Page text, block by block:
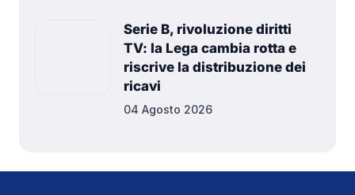
Serie B, rivoluzione diritti
TV: la Lega cambia rotta e
riscrive la distribuzione dei
ricavi
04 Agosto 2026